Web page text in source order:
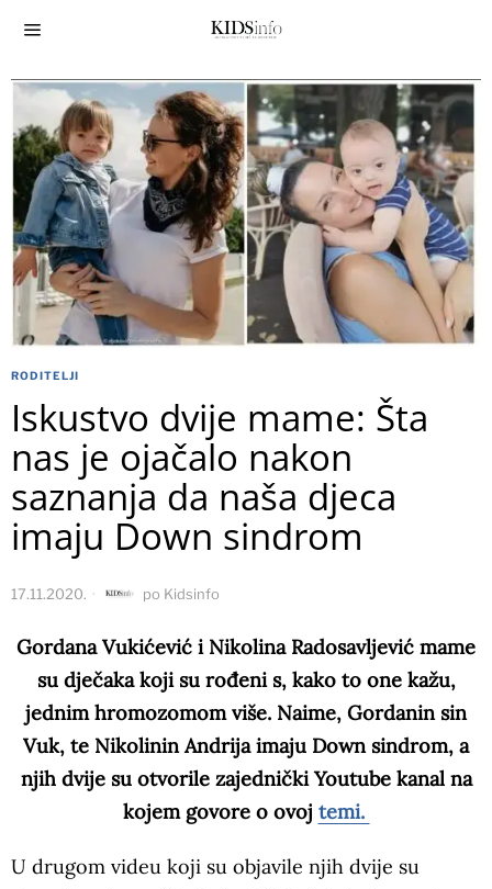
RODITELJI
Iskustvo dvije mame: Šta
nas je ojačalo nakon
saznanja da naša djeca
imaju Down sindrom
17.11.2020. po Kidsinfo
Gordana Vukićević i Nikolina Radosavljević mame
su dječaka koji su rođeni s, kako to one kažu,
jednim hromozomom više. Naime, Gordanin sin
Vuk, te Nikolinin Andrija imaju Down sindrom, a
njih dvije su otvorile zajednički Youtube kanal na
kojem govore o ovoj temi.
U drugom videu koji su objavile njih dvije su